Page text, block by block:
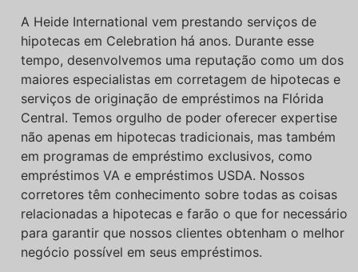
A Heide International vem prestando serviços de
hipotecas em Celebration há anos. Durante esse
tempo, desenvolvemos uma reputação como um dos
maiores especialistas em corretagem de hipotecas e
serviços de originação de empréstimos na Flórida
Central. Temos orgulho de poder oferecer expertise
não apenas em hipotecas tradicionais, mas também
em programas de empréstimo exclusivos, como
empréstimos VA e empréstimos USDA. Nossos
corretores têm conhecimento sobre todas as coisas
relacionadas a hipotecas e farão o que for necessário
para garantir que nossos clientes obtenham o melhor
negócio possível em seus empréstimos.